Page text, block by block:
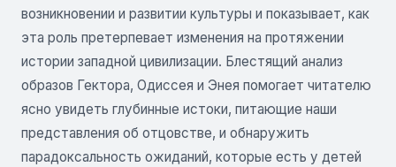
возникновении и развитии культуры и показывает, как
эта роль претерпевает изменения на протяжении
истории западной цивилизации. Блестящий анализ
образов Гектора, Одиссея и Энея помогает читателю
ясно увидеть глубинные истоки, питающие наши
представления об отцовстве, и обнаружить
парадоксальность ожиданий, которые есть у детей